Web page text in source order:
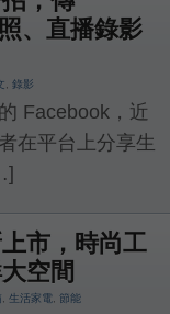
、直播錄影
, 錄影
Facebook，近
在平台上分享生
市，時尚工
空間
, 生活家電, 節能